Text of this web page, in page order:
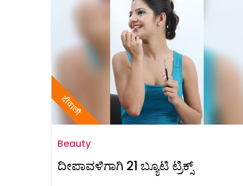
दीवाली
Beauty
ದೀಪಾವಳಿಗಾಗಿ 21 ಬ್ಯೂಟಿ ಟ್ರಿಕ್ಸ್